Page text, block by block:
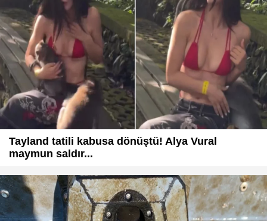
Tayland tatili kabusa dönüştü! Alya Vural
maymun saldır...